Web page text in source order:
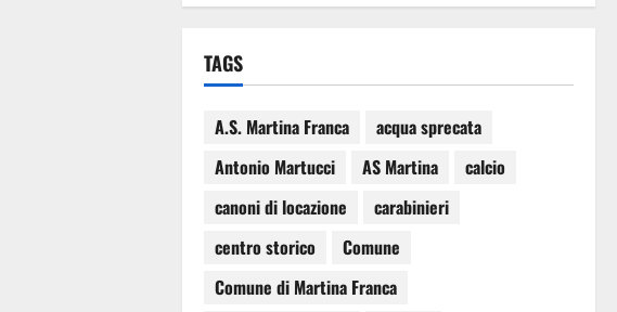
TAGS
A.S. Martina Franca
acqua sprecata
Antonio Martucci
AS Martina
calcio
canoni di locazione
carabinieri
centro storico
Comune
Comune di Martina Franca